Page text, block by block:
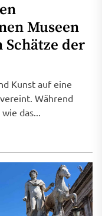
Museen
Schätze der
Kunst auf eine
Während
das...